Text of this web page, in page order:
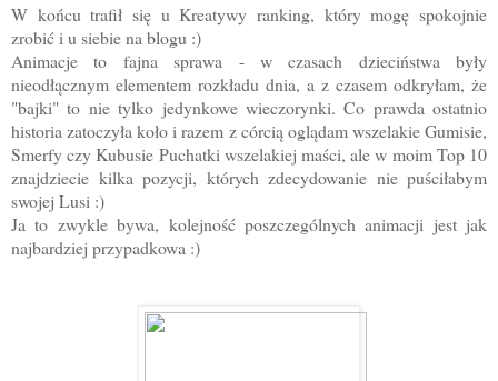
W końcu trafił się u Kreatywy ranking, który mogę spokojnie
zrobić i u siebie na blogu :)
Animacje to fajna sprawa - w czasach dzieciństwa były
nieodłącznym elementem rozkładu dnia, a z czasem odkryłam, że
"bajki" to nie tylko jedynkowe wieczorynki. Co prawda ostatnio
historia zatoczyła koło i razem z córcią oglądam wszelakie Gumisie,
Smerfy czy Kubusie Puchatki wszelakiej maści, ale w moim Top 10
znajdziecie kilka pozycji, których zdecydowanie nie puściłabym
swojej Lusi :)
Ja to zwykle bywa, kolejność poszczególnych animacji jest jak
najbardziej przypadkowa :)